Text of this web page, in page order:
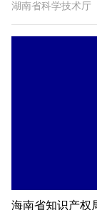
湖南省科学技术厅